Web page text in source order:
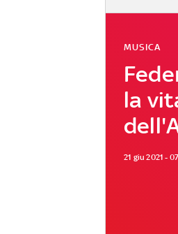
la
MUSICA
21 giu 2021 -